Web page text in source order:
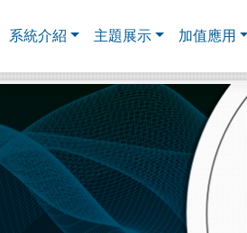
系統介紹 主題展示 加值應用